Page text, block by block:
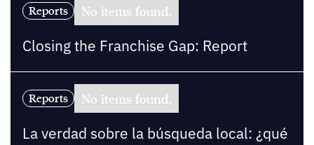
Reports No items found.
Closing the Franchise Gap: Report
Reports No items found.
La verdad sobre la búsqueda local: ¿qué